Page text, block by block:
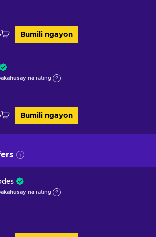
Bumili ngayon
na rating
Bumili ngayon
na rating